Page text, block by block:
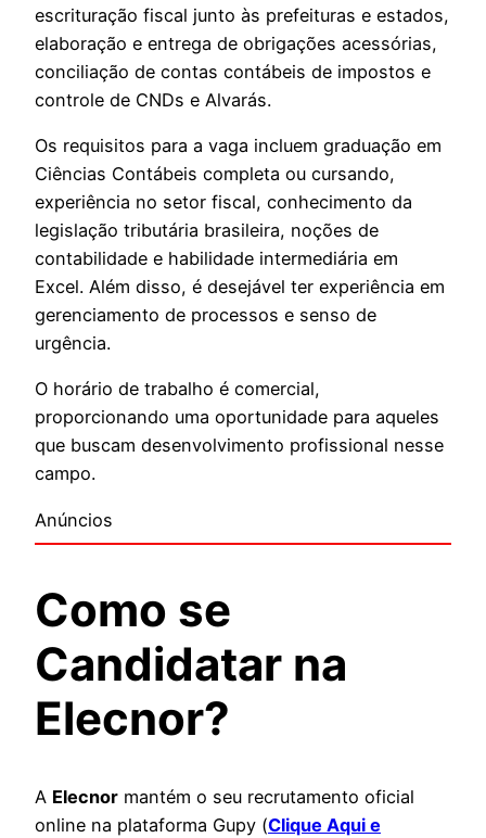
escrituração fiscal junto às prefeituras e estados,
elaboração e entrega de obrigações acessórias,
conciliação de contas contábeis de impostos e
controle de CNDs e Alvarás.
Os requisitos para a vaga incluem graduação em
Ciências Contábeis completa ou cursando,
experiência no setor fiscal, conhecimento da
legislação tributária brasileira, noções de
contabilidade e habilidade intermediária em
Excel. Além disso, é desejável ter experiência em
gerenciamento de processos e senso de
urgência.
O horário de trabalho é comercial,
proporcionando uma oportunidade para aqueles
que buscam desenvolvimento profissional nesse
campo.
Anúncios
Como se
Candidatar na
Elecnor?
A Elecnor mantém o seu recrutamento oficial
online na plataforma Gupy (Clique Aqui e